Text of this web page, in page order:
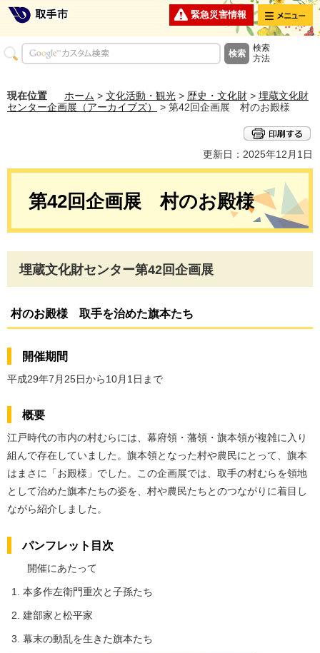
緊急災害情報 メニュー
検索
方法
現在位置 ホーム > 文化活動・観光 > 歴史・文化財 > 埋蔵文化財
センター企画展（アーカイブズ）
> 第42回企画展 村のお殿様
更新日：2025年12月1日
第42回企画展 村のお殿様
埋蔵文化財センター第42回企画展
村のお殿様 取手を治めた旗本たち
開催期間
平成29年7月25日から10月1日まで
概要
江戸時代の市内の村むらには、幕府領・藩領・旗本領が複雑に入り
組んで存在していました。旗本領となった村や農民にとって、旗本
はまさに「お殿様」でした。この企画展では、取手の村むらを領地
として治めた旗本たちの姿を、村や農民たちとのつながりに着目し
ながら紹介しました。
パンフレット目次
開催にあたって
本多作左衛門重次と子孫たち
建部家と松平家
幕末の動乱を生きた旗本たち